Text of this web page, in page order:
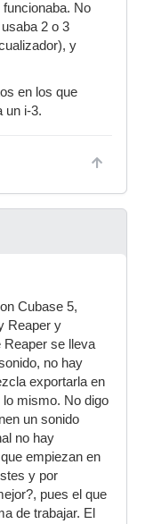
No
2 o 3
y
en los que
un i-3.
Cubase 5,
Reaper y
Reaper se lleva
no hay
exportarla en
mismo. No digo
un sonido
no hay
empiezan en
y por
pues el que
de trabajar. El